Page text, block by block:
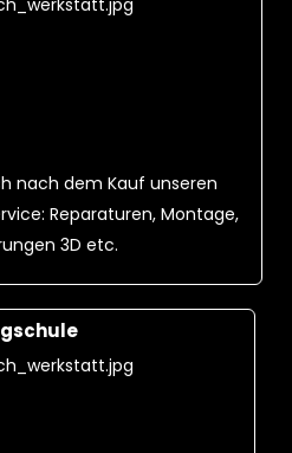
nach dem Kauf unseren
Reparaturen, Montage,
3D etc.